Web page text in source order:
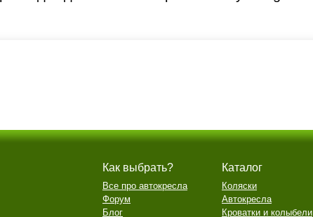
Как выбрать?
Все про автокресла
Форум
Блог
Каталог
Коляски
Автокресла
Кроватки и колыбели